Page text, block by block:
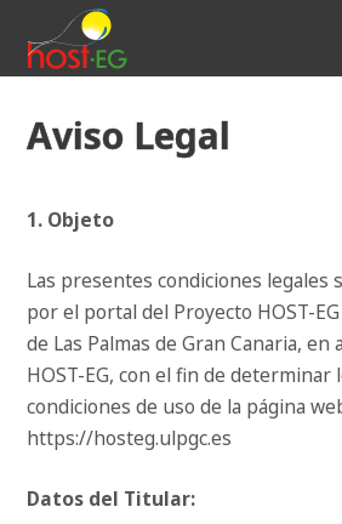
Aviso Legal
1. Objeto
Las presentes condiciones legales
por el portal del Proyecto HOST-
de Las Palmas de Gran Canaria, en
HOST-EG, con el fin de determinar
condiciones de uso de la página
https://hosteg.ulpgc.es
Datos del Titular: